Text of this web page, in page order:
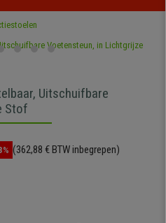
Uitschuifbare
Stof
(362,88 € BTW inbegrepen)